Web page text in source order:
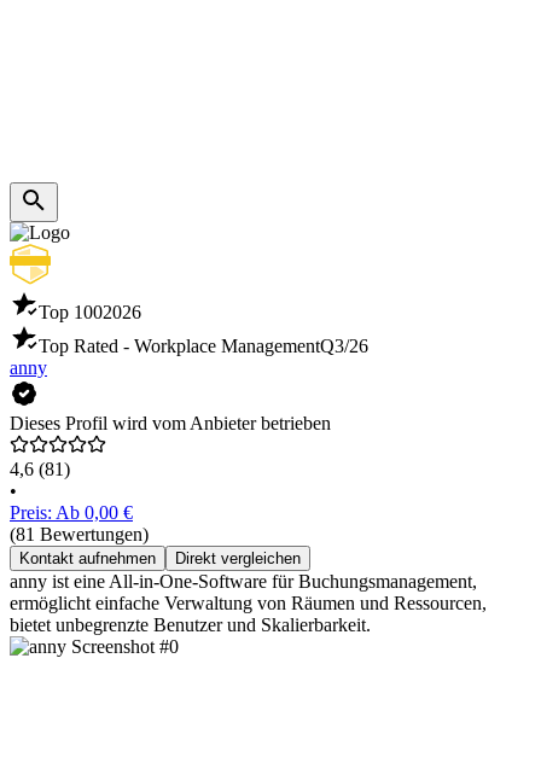
Top 1002026
Top Rated - Workplace ManagementQ3/26
anny
Dieses Profil wird vom Anbieter betrieben
4,6 (81)
•
Preis: Ab 0,00 €
(81 Bewertungen)
Kontakt aufnehmen Direkt vergleichen
anny ist eine All-in-One-Software für Buchungsmanagement,
ermöglicht einfache Verwaltung von Räumen und Ressourcen,
bietet unbegrenzte Benutzer und Skalierbarkeit.